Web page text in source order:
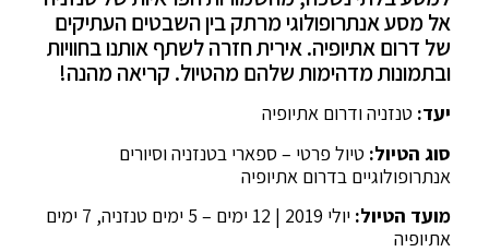
אל מסע אנתרופולוגי מרתק בין השבטים העתיקים
של דרום אתיופיה. אירית חזרה לשתף אותנו בחוויות
ובתמונות מדהימות שלהם מהטיול. קריאה מהנה!
יעד: טנזניה ודרום אתיופיה
סוג הטיול: טיול פרטי – ספארי בטנזניה וסיורים
אנתרופולוגיים בדרום אתיופיה
מועד הטיול:
יולי 2019 | 12 ימים – 5 ימים טנזניה, 7 ימים
אתיופיה